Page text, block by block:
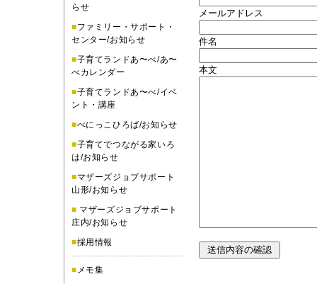
らせ
■ファミリー・サポート・
センター/お知らせ
■子育てランドあ〜べ/あ〜
べカレンダー
■子育てランドあ〜べ/イベ
ント・講座
■べにっこひろば/お知らせ
■子育てでつながる家いろ
は/お知らせ
■マザーズジョブサポート
山形/お知らせ
■ マザーズジョブサポート
庄内/お知らせ
■採用情報
■ メモ集
メールアドレス
件名
本文